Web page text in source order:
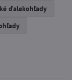
ďalekohľady